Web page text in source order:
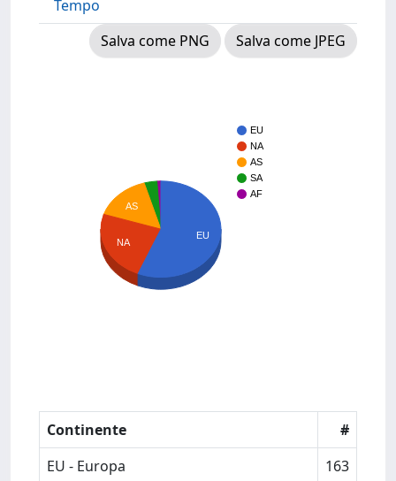
Tempo
Salva come PNG
Salva come JPEG
EU
NA
AS
SA
AF
AS
NA
EU
Continente
#
EU - Europa
163